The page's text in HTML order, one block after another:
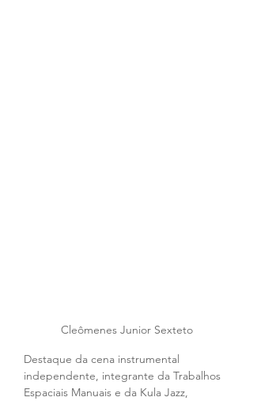
Cleômenes Junior Sexteto
Destaque da cena instrumental
independente, integrante da Trabalhos
Espaciais Manuais e da Kula Jazz,